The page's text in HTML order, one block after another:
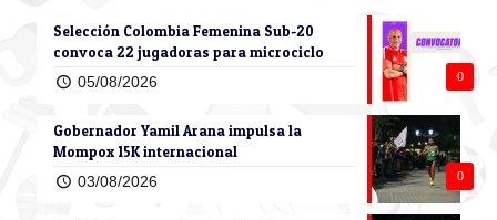
0
Selección Colombia Femenina Sub-20
convoca 22 jugadoras para microciclo
05/08/2026
0
Gobernador Yamil Arana impulsa la
Mompox 15K internacional
03/08/2026